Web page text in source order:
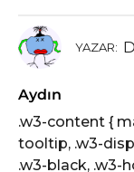
ı
ö
n
c
e
YAZAR:
Aydın
.w3-content {
tooltip, .w3-
.w3-black, .w3-